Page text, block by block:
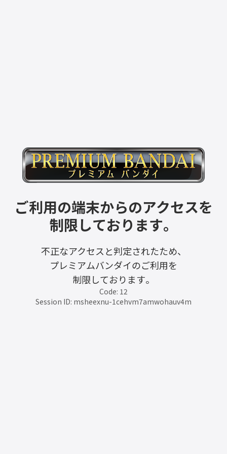
ご利用の端末からのアクセスを
制限しております。
不正なアクセスと判定されたため、
プレミアムバンダイのご利用を
制限しております。
Code: 12
Session ID: msheexnu-1cehvm7amwohauv4m